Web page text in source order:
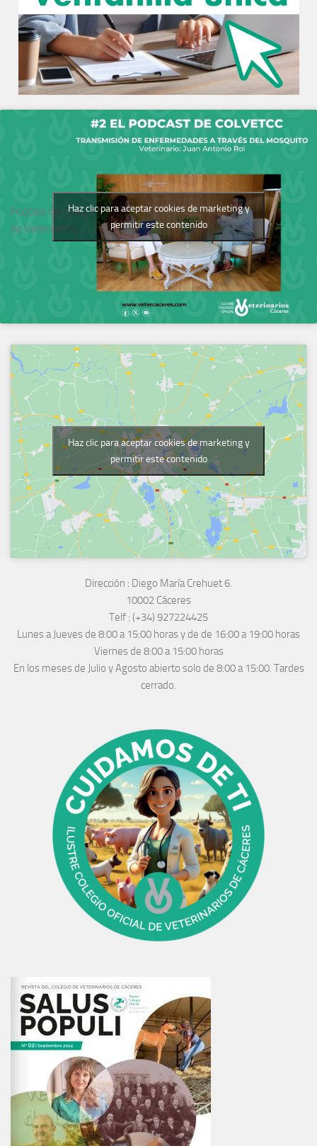
Podcast del Colegio
de Veterinarios
Haz clic para aceptar cookies de marketing y
permitir este contenido
Haz clic para aceptar cookies de marketing y
permitir este contenido
Dirección : Diego María Crehuet 6.
10002 Cáceres
Telf : (+34) 927224425
Lunes a Jueves de 8:00 a 15:00 horas y de de 16:00 a 19:00 horas
Viernes de 8:00 a 15:00 horas
En los meses de Julio y Agosto abierto solo de 8:00 a 15:00. Tardes
cerrado.